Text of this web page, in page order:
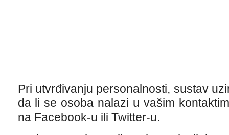
Pri utvrđivanju personalnosti, sustav
da li se osoba nalazi u vašim
na Facebook-u ili Twitter-u.